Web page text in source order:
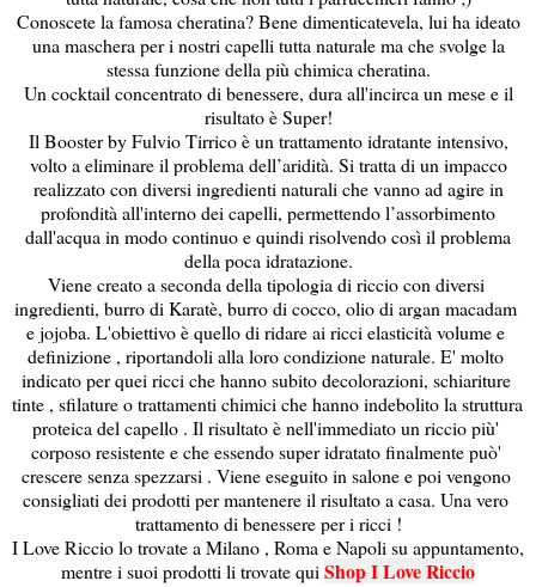
Conoscete la famosa cheratina? Bene dimenticatevela, lui ha ideato
una maschera per i nostri capelli tutta naturale ma che svolge la
stessa funzione della più chimica cheratina.
Un cocktail concentrato di benessere, dura all'incirca un mese e il
risultato è Super!
Il Booster by Fulvio Tirrico è un trattamento idratante intensivo,
volto a eliminare il problema dell’aridità. Si tratta di un impacco
realizzato con diversi ingredienti naturali che vanno ad agire in
profondità all'interno dei capelli, permettendo l’assorbimento
dall'acqua in modo continuo e quindi risolvendo così il problema
della poca idratazione.
Viene creato a seconda della tipologia di riccio con diversi
ingredienti, burro di Karatè, burro di cocco, olio di argan macadam
e jojoba. L'obiettivo è quello di ridare ai ricci elasticità volume e
definizione , riportandoli alla loro condizione naturale. E' molto
indicato per quei ricci che hanno subito decolorazioni, schiariture
tinte , sfilature o trattamenti chimici che hanno indebolito la struttura
proteica del capello . Il risultato è nell'immediato un riccio più'
corposo resistente e che essendo super idratato finalmente può'
crescere senza spezzarsi . Viene eseguito in salone e poi vengono
consigliati dei prodotti per mantenere il risultato a casa. Una vero
trattamento di benessere per i ricci !
I Love Riccio lo trovate a Milano , Roma e Napoli su appuntamento,
mentre i suoi prodotti li trovate qui Shop I Love Riccio